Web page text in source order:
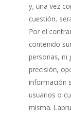
y, una vez
cuestión,
Por el
contenido
personas, ni
precisión,
información
usuarios o
misma.